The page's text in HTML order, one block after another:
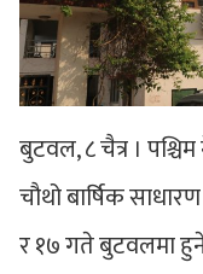
बुटवल, ८ चैत्र ।
चौथो बार्षिक
र १७ गते बुटवलमा